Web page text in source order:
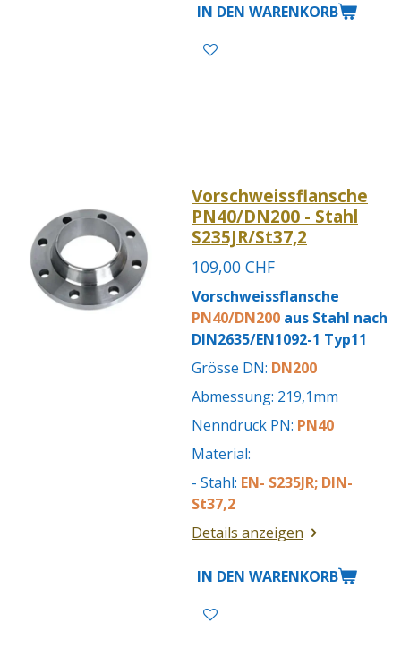
IN DEN WARENKORB
Vorschweissflansche
PN40/DN200 - Stahl
S235JR/St37,2
109,00 CHF
Vorschweissflansche
PN40/DN200 aus Stahl nach
DIN2635/EN1092-1 Typ11
Grösse DN: DN200
Abmessung: 219,1mm
Nenndruck PN: PN40
Material:
- Stahl: EN- S235JR; DIN-
St37,2
Details anzeigen
IN DEN WARENKORB